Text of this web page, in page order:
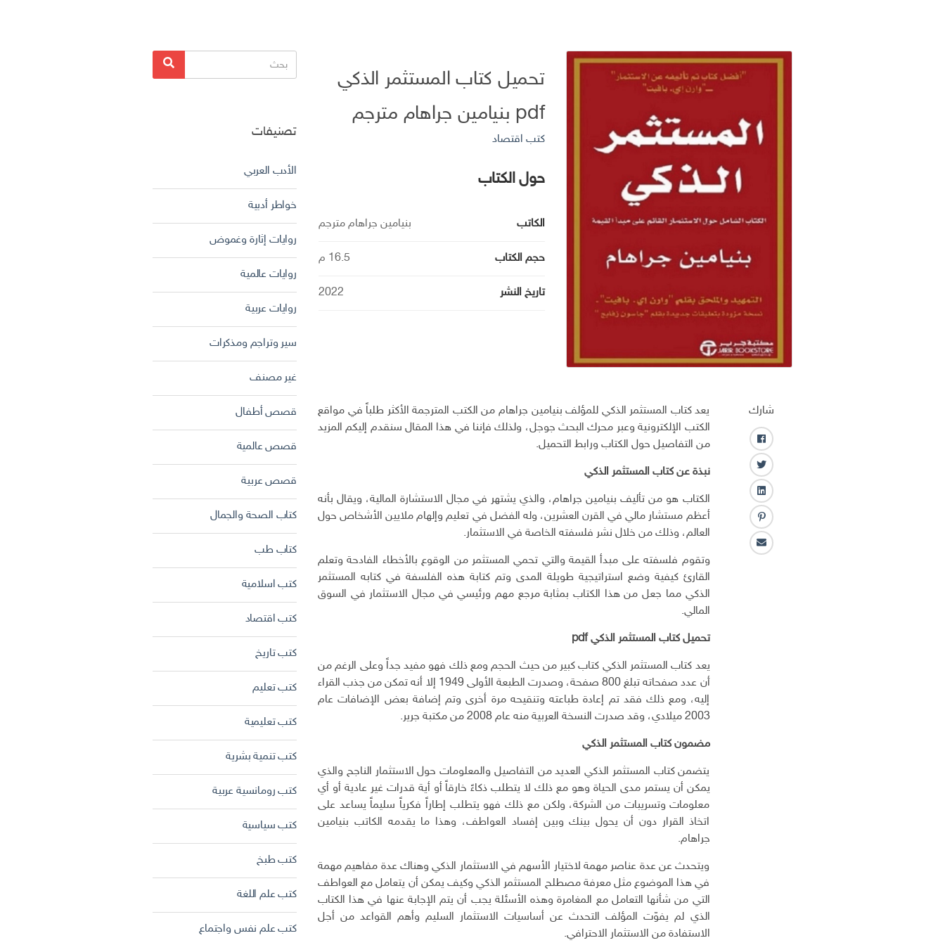
تحميل كتاب المستثمر الذكي
pdf بنيامين جراهام مترجم
كتب اقتصاد
حول الكتاب
الكاتب بنيامين جراهام مترجم
حجم الكتاب 16.5 م
تاريخ النشر 2022
شارك
ف
ا
ي
س
ب
و
ك
ت
و
ي
ت
ر
ل
ي
ن
ك
ـ
ب
ن
تا
يعد كتاب المستثمر الذكي للمؤلف بنيامين جراهام من الكتب المترجمة الأكثر طلباً في مواقع
الكتب الإلكترونية وعبر محرك البحث جوجل، ولذلك فإننا في هذا المقال سنقدم إليكم المزيد
من التفاصيل حول الكتاب ورابط التحميل.
نبذة عن كتاب المستثمر الذكي
الكتاب هو من تأليف بنيامين جراهام، والذي يشتهر في مجال الاستشارة المالية، ويقال بأنه
أعظم مستشار مالي في القرن العشرين، وله الفضل في تعليم وإلهام ملايين الأشخاص حول
العالم، وذلك من خلال نشر فلسفته الخاصة في الاستثمار.
وتقوم فلسفته على مبدأ القيمة والتي تحمي المستثمر من الوقوع بالأخطاء الفادحة وتعلم
القارئ كيفية وضع استراتيجية طويلة المدى وتم كتابة هذه الفلسفة في كتابه المستثمر
الذكي مما جعل من هذا الكتاب بمثابة مرجع مهم ورئيسي في مجال الاستثمار في السوق
المالي.
تحميل كتاب المستثمر الذكي pdf
يعد كتاب المستثمر الذكي كتاب كبير من حيث الحجم ومع ذلك فهو مفيد جداً وعلى الرغم من
أن عدد صفحاته تبلغ 800 صفحة، وصدرت الطبعة الأولى 1949 إلا أنه تمكن من جذب القراء
إليه، ومع ذلك فقد تم إعادة طباعته وتنقيحه مرة أخرى وتم إضافة بعض الإضافات عام
2003 ميلادي، وقد صدرت النسخة العربية منه عام 2008 من مكتبة جرير.
مضمون كتاب المستثمر الذكي
يتضمن كتاب المستثمر الذكي العديد من التفاصيل والمعلومات حول الاستثمار الناجح والذي
يمكن أن يستمر مدى الحياة وهو مع ذلك لا يتطلب ذكاءً خارقاً أو أية قدرات غير عادية أو أي
معلومات وتسريبات من الشركة، ولكن مع ذلك فهو يتطلب إطاراً فكرياً سليماً يساعد على
اتخاذ القرار دون أن يحول بينك وبين إفساد العواطف، وهذا ما يقدمه الكاتب بنيامين
جراهام.
ويتحدث عن عدة عناصر مهمة لاختيار الأسهم في الاستثمار الذكي وهناك عدة مفاهيم مهمة
في هذا الموضوع مثل معرفة مصطلح المستثمر الذكي وكيف يمكن أن يتعامل مع العواطف
التي من شأنها التعامل مع المغامرة وهذه الأسئلة يجب أن يتم الإجابة عنها في هذا الكتاب
الذي لم يفوّت المؤلف التحدث عن أساسيات الاستثمار السليم وأهم القواعد من أجل
الاستفادة من الاستثمار الاحترافي.
البحث
عن:
بحث
تصنيفات
الأدب العربي
خواطر أدبية
روايات إثارة وغموض
روايات عالمية
روايات عربية
سير وتراجم ومذكرات
غير مصنف
قصص أطفال
قصص عالمية
قصص عربية
كتاب الصحة والجمال
كتاب طب
كتب اسلامية
كتب اقتصاد
كتب تاريخ
كتب تعليم
كتب تعليمية
كتب تنمية بشرية
كتب رومانسية عربية
كتب سياسية
كتب طبخ
كتب علم اللغة
كتب علم نفس واجتماع